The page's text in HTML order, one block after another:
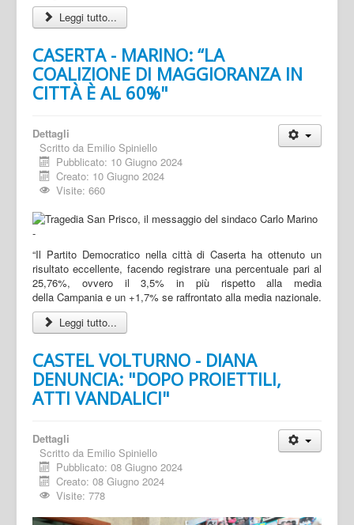
Leggi tutto...
CASERTA - MARINO: “LA
COALIZIONE DI MAGGIORANZA IN
CITTÀ È AL 60%"
Dettagli
Scritto da Emilio Spiniello
Pubblicato: 10 Giugno 2024
Creato: 10 Giugno 2024
Visite: 660
“Il Partito Democratico nella città di Caserta ha ottenuto un
risultato eccellente, facendo registrare una percentuale pari al
25,76%, ovvero il 3,5% in più rispetto alla media
della Campania e un +1,7% se raffrontato alla media nazionale.
Leggi tutto...
CASTEL VOLTURNO - DIANA
DENUNCIA: "DOPO PROIETTILI,
ATTI VANDALICI"
Dettagli
Scritto da Emilio Spiniello
Pubblicato: 08 Giugno 2024
Creato: 08 Giugno 2024
Visite: 778